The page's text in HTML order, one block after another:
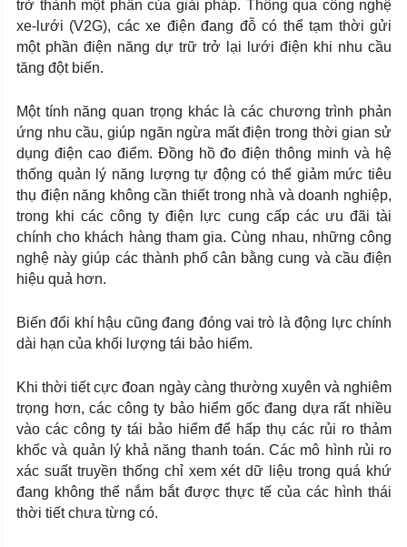
trở thành một phần của giải pháp. Thông qua công nghệ
xe-lưới (V2G), các xe điện đang đỗ có thể tạm thời gửi
một phần điện năng dự trữ trở lại lưới điện khi nhu cầu
tăng đột biến.
Một tính năng quan trọng khác là các chương trình phản
ứng nhu cầu, giúp ngăn ngừa mất điện trong thời gian sử
dụng điện cao điểm. Đồng hồ đo điện thông minh và hệ
thống quản lý năng lượng tự động có thể giảm mức tiêu
thụ điện năng không cần thiết trong nhà và doanh nghiệp,
trong khi các công ty điện lực cung cấp các ưu đãi tài
chính cho khách hàng tham gia. Cùng nhau, những công
nghệ này giúp các thành phố cân bằng cung và cầu điện
hiệu quả hơn.
Biến đổi khí hậu cũng đang đóng vai trò là động lực chính
dài hạn của khối lượng tái bảo hiểm.
Khi thời tiết cực đoan ngày càng thường xuyên và nghiêm
trọng hơn, các công ty bảo hiểm gốc đang dựa rất nhiều
vào các công ty tái bảo hiểm để hấp thụ các rủi ro thảm
khốc và quản lý khả năng thanh toán. Các mô hình rủi ro
xác suất truyền thống chỉ xem xét dữ liệu trong quá khứ
đang không thể nắm bắt được thực tế của các hình thái
thời tiết chưa từng có.